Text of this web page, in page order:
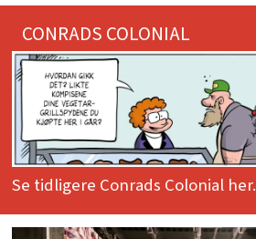
CONRADS COLONIAL
Se tidligere Conrads Colonial her.